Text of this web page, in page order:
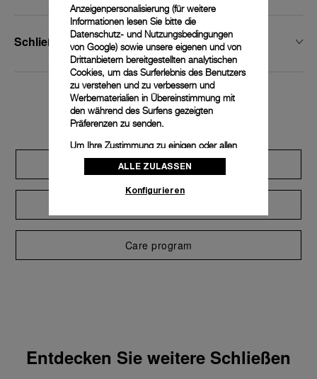
Schließenbreite
Exclusive services
Extend warranty
Care program
Entdecken Sie weitere Schließen
Anzeigenpersonalisierung (für weitere
Informationen lesen Sie bitte die
Datenschutz- und Nutzungsbedingungen
von Google) sowie unsere eigenen und von
Drittanbietern bereitgestellten analytischen
Cookies, um das Surferlebnis des Benutzers
zu verstehen und zu verbessern und
Werbematerialien in Übereinstimmung mit
den während des Surfens gezeigten
Präferenzen zu senden.
Um Ihre Zustimmung zu einigen oder allen
Cookies zu ändern oder zu widerrufen,
klicken Sie auf „Konfigurieren“, oder lesen
Klicken Sie auf „Alle zulassen“, um Ihr
Einverständnis für die Verwendung der oben
erwähnten Cookies zu geben.
ALLE ZULASSEN
Konfigurieren